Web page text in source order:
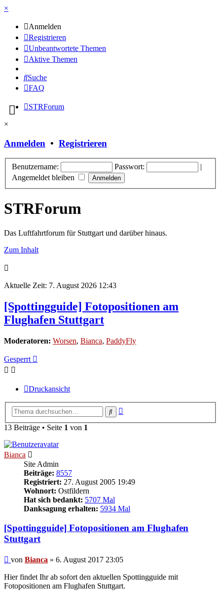
×
Anmelden
Registrieren
Unbeantwortete Themen
Aktive Themen
Suche
FAQ
STRForum
×
Anmelden • Registrieren
Benutzername: Passwort:
|
Angemeldet bleiben
STRForum
Das Luftfahrtforum für Stuttgart und darüber hinaus.
Zum Inhalt
Aktuelle Zeit: 7. August 2026 12:43
[Spottingguide] Fotopositionen am
Flughafen Stuttgart
Moderatoren: Worsen, Bianca, PaddyFly
Gesperrt
Druckansicht
Suche
13 Beiträge • Seite 1 von 1
Bianca
Site Admin
Beiträge: 8557
Registriert: 27. August 2005 19:49
Wohnort: Ostfildern
Hat sich bedankt: 5707 Mal
Danksagung erhalten: 5934 Mal
[Spottingguide] Fotopositionen am Flughafen
Stuttgart
Beitrag
von Bianca » 6. August 2017 23:05
Hier findet Ihr ab sofort den aktuellen Spottingguide mit
Fotopositionen am Flughafen Stuttgart.